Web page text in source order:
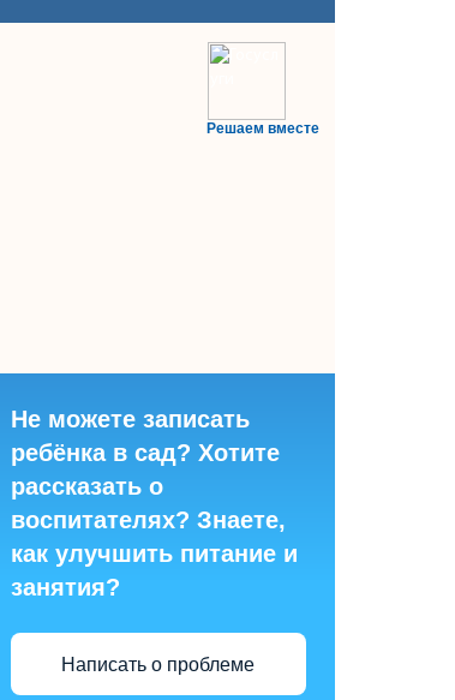
Решаем вместе
Не можете записать
ребёнка в сад? Хотите
рассказать о
воспитателях? Знаете,
как улучшить питание и
занятия?
Написать о проблеме